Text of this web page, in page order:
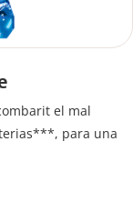
el mal
para una